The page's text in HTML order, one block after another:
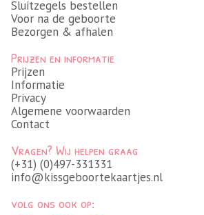
Sluitzegels bestellen
Voor na de geboorte
Bezorgen & afhalen
Prijzen en informatie
Prijzen
Informatie
Privacy
Algemene voorwaarden
Contact
Vragen? Wij helpen graag
(+31) (0)497-331331
info@kissgeboortekaartjes.nl
volg ons ook op: